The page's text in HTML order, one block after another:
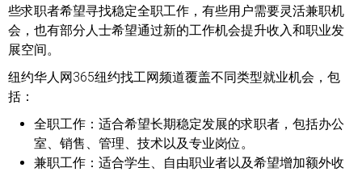
些求职者希望寻找稳定全职工作，有些用户需要灵活兼职机
会，也有部分人士希望通过新的工作机会提升收入和职业发
展空间。
纽约华人网365纽约找工网频道覆盖不同类型就业机会，包
括：
全职工作： 适合希望长期稳定发展的求职者，包括办公
室、销售、管理、技术以及专业岗位。
兼职工作： 适合学生、自由职业者以及希望增加额外收